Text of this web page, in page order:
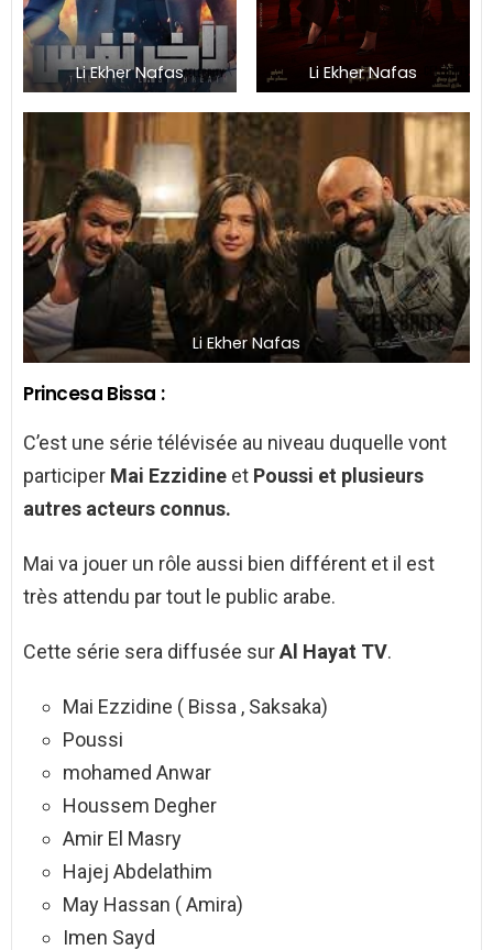
Li Ekher Nafas Li Ekher Nafas
Li Ekher Nafas
Princesa Bissa :
C’est une série télévisée au niveau duquelle vont
participer Mai Ezzidine et Poussi et plusieurs
autres acteurs connus.
Mai va jouer un rôle aussi bien différent et il est
très attendu par tout le public arabe.
Cette série sera diffusée surAl Hayat TV.
Mai Ezzidine ( Bissa , Saksaka)
Poussi
mohamed Anwar
Houssem Degher
Amir El Masry
Hajej Abdelathim
May Hassan ( Amira)
Imen Sayd